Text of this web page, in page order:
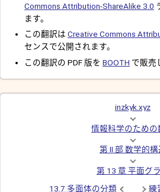
Commons Attribution-ShareAlike 3.0
ます。
この翻訳は Creative Commons
センスで公開されます。
この翻訳の PDF 版を BOOTH で販売
inzkyk.xyz
情報科学のための
第 II 部 数学的構
第 13 章 平面グ
13.7 多面体の分類
練